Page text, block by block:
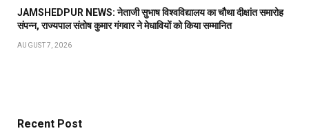
JAMSHEDPUR NEWS: नेताजी सुभाष विश्वविद्यालय का चौथा दीक्षांत समारोह
संपन्न, राज्यपाल संतोष कुमार गंगवार ने मेधावियों को किया सम्मानित
AUGUST 7, 2026
Recent Post